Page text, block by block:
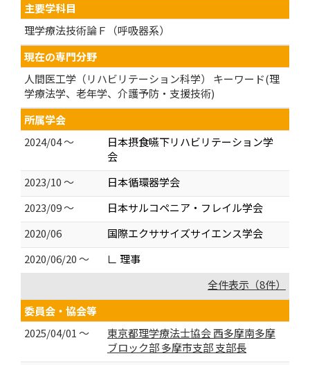
主要学科目
理学療法技術論Ｆ（呼吸器系）
現在の専門分野
人間医工学（リハビリテーション科学） キーワード(理
学療法学、老年学、介護予防・支援技術)
所属学会
2024/04 ～
日本摂食嚥下リハビリテーション学
会
2023/10 ～
日本循環器学会
2023/09 ～
日本サルコペニア・フレイル学会
2020/06
国際エクササイズサイエンス学会
2020/06/20 ～
∟ 理事
全件表示（8件）
委員会・協会等
2025/04/01 ～
東京都理学療法士協会 西多摩南多摩
ブロック部 多摩市支部 支部長